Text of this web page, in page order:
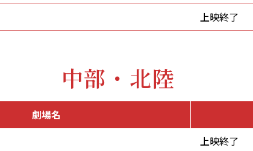
上映終了
中部・北陸
劇場名
上映終了